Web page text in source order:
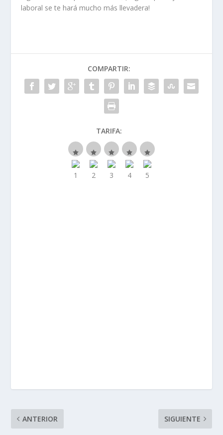
laboral se te hará mucho más llevadera!
COMPARTIR:
TARIFA:
ANTERIOR SIGUIENTE